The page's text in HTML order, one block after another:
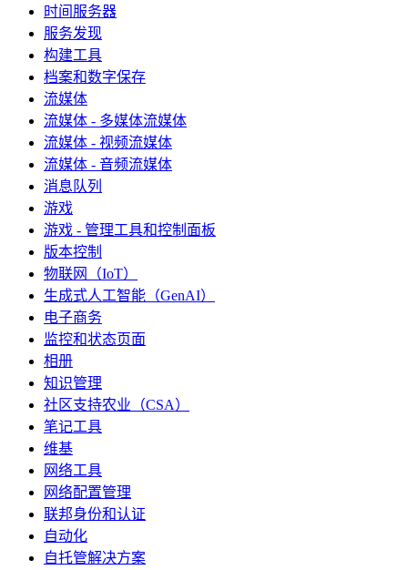
时间服务器
服务发现
构建工具
档案和数字保存
流媒体
流媒体 - 多媒体流媒体
流媒体 - 视频流媒体
流媒体 - 音频流媒体
消息队列
游戏
游戏 - 管理工具和控制面板
版本控制
物联网（IoT）
生成式人工智能（GenAI）
电子商务
监控和状态页面
相册
知识管理
社区支持农业（CSA）
笔记工具
维基
网络工具
网络配置管理
联邦身份和认证
自动化
自托管解决方案